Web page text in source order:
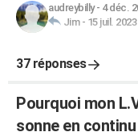
audreybilly- 4 déc.
Jim- 15 juil.
37 réponses
Pourquoi mon
sonne en